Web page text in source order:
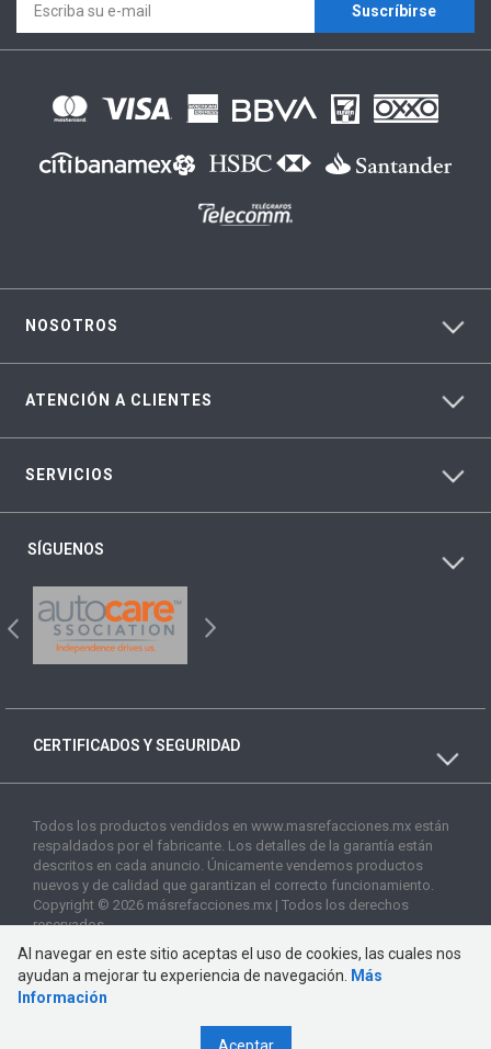
Suscríbirse
NOSOTROS
ATENCIÓN A CLIENTES
SERVICIOS
SÍGUENOS
CERTIFICADOS Y SEGURIDAD
Todos los productos vendidos en www.masrefacciones.mx están
respaldados por el fabricante. Los detalles de la garantía están
descritos en cada anuncio. Únicamente vendemos productos
nuevos y de calidad que garantizan el correcto funcionamiento.
Copyright © 2026 másrefacciones.mx | Todos los derechos
reservados
Al navegar en este sitio aceptas el uso de cookies, las cuales nos
ayudan a mejorar tu experiencia de navegación.
Más
Información